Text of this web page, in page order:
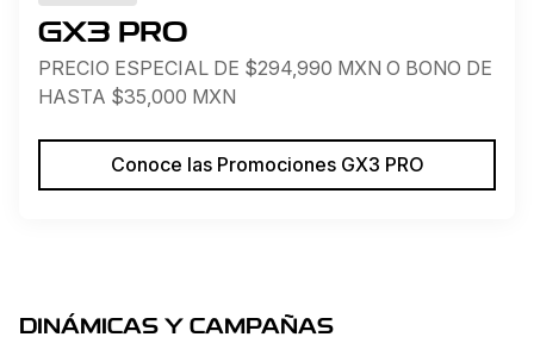
GX3 PRO
PRECIO ESPECIAL DE $294,990 MXN O BONO DE
HASTA $35,000 MXN
Conoce las Promociones GX3 PRO
DINÁMICAS Y CAMPAÑAS